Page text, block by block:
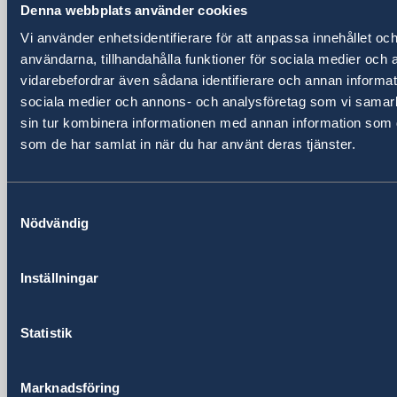
Denna webbplats använder cookies
Vi använder enhetsidentifierare för att anpassa innehållet
användarna, tillhandahålla funktioner för sociala medier och
vidarebefordrar även sådana identifierare och annan
sociala medier och annons- och analysföretag som vi
sin tur kombinera informationen med annan information
som de har samlat in när du har använt deras tjänster.
Nödvändig
Inställningar
Statistik
Marknadsföring
Sweden in Uganda
Embassy
Visiting address
Embassy of Sweden
Kampala
Visiting address
Kampala
+256 417 700 800
+256 417 700 801